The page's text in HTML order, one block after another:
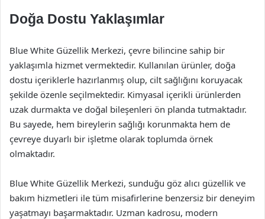
Doğa Dostu Yaklaşımlar
Blue White Güzellik Merkezi, çevre bilincine sahip bir
yaklaşımla hizmet vermektedir. Kullanılan ürünler, doğa
dostu içeriklerle hazırlanmış olup, cilt sağlığını koruyacak
şekilde özenle seçilmektedir. Kimyasal içerikli ürünlerden
uzak durmakta ve doğal bileşenleri ön planda tutmaktadır.
Bu sayede, hem bireylerin sağlığı korunmakta hem de
çevreye duyarlı bir işletme olarak toplumda örnek
olmaktadır.
Blue White Güzellik Merkezi, sunduğu göz alıcı güzellik ve
bakım hizmetleri ile tüm misafirlerine benzersiz bir deneyim
yaşatmayı başarmaktadır. Uzman kadrosu, modern